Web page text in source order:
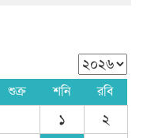
শুক্র শনি রবি
১
২